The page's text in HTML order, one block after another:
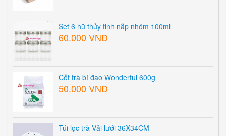
Set 6 hũ thủy tinh nắp nhôm 100ml
Cốt trà bí đao Wonderful 600g